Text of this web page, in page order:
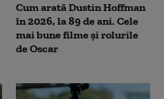
Cum arată Dustin Hoffman
în 2026, la 89 de ani. Cele
mai bune filme și rolurile
de Oscar